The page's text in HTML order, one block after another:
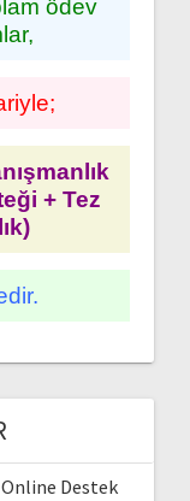
ödev
+ Tez
Destek